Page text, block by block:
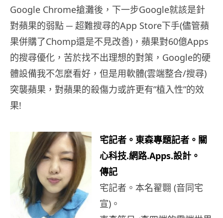
Google Chrome搶灘後，下一步Google就該是針
對蘋果的弱點 ─ 超難搜尋的App Store下手(儘管蘋
果併購了Chomp還是不見改善)，蘋果對60億Apps
的搜尋優化，苦於找不出理想的對策，Google的硬
體設備我不怎麼看好，但是用軟體(雲端整合/搜尋)
突襲蘋果，對蘋果的殺傷力或許更有”植入性”的效
果!
宅記者。東森專題記者。關
心科技.網路.Apps.設計。
傳記
宅記者。本名翟翾 (音同宅
宣)。